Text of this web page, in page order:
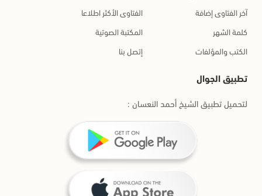
آخر الفتاوى إضافة
الفتاوى الأكثر اطلاعا
كلمة الشهر
المكتبة الصوتية
الكتب والمؤلفات
إتصل بنا
تطبيق الجوال
لتحميل تطبيق الشيخ أحمد النعسان :